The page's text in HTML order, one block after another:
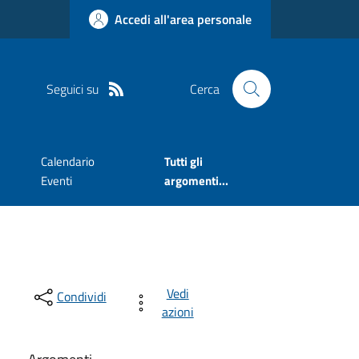
Accedi all'area personale
Seguici su Cerca
Calendario
Eventi
Tutti gli
argomenti...
Condividi
Vedi
azioni